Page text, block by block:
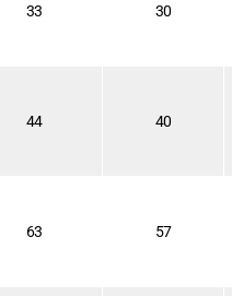
33 30
44 40
63 57